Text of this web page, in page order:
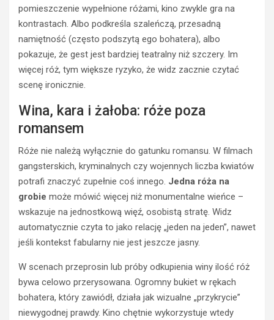
pomieszczenie wypełnione różami, kino zwykle gra na
kontrastach. Albo podkreśla szaleńczą, przesadną
namiętność (często podszytą ego bohatera), albo
pokazuje, że gest jest bardziej teatralny niż szczery. Im
więcej róż, tym większe ryzyko, że widz zacznie czytać
scenę ironicznie.
Wina, kara i żałoba: róże poza
romansem
Róże nie należą wyłącznie do gatunku romansu. W filmach
gangsterskich, kryminalnych czy wojennych liczba kwiatów
potrafi znaczyć zupełnie coś innego. Jedna róża na
grobie może mówić więcej niż monumentalne wieńce –
wskazuje na jednostkową więź, osobistą stratę. Widz
automatycznie czyta to jako relację „jeden na jeden”, nawet
jeśli kontekst fabularny nie jest jeszcze jasny.
W scenach przeprosin lub próby odkupienia winy ilość róż
bywa celowo przerysowana. Ogromny bukiet w rękach
bohatera, który zawiódł, działa jak wizualne „przykrycie”
niewygodnej prawdy. Kino chętnie wykorzystuje wtedy